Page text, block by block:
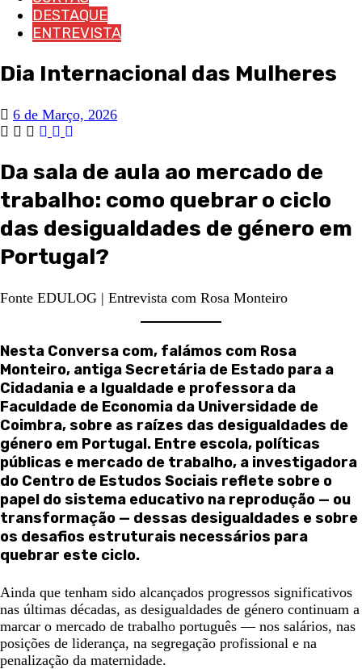
DESTAQUE
ENTREVISTA
Dia Internacional das Mulheres
6 de Março, 2026
Da sala de aula ao mercado de
trabalho: como quebrar o ciclo
das desigualdades de género em
Portugal?
Fonte EDULOG | Entrevista com Rosa Monteiro
Nesta Conversa com, falámos com Rosa
Monteiro, antiga Secretária de Estado para a
Cidadania e a Igualdade e professora da
Faculdade de Economia da Universidade de
Coimbra, sobre as raízes das desigualdades de
género em Portugal. Entre escola, políticas
públicas e mercado de trabalho, a investigadora
do Centro de Estudos Sociais reflete sobre o
papel do sistema educativo na reprodução — ou
transformação — dessas desigualdades e sobre
os desafios estruturais necessários para
quebrar este ciclo.
Ainda que tenham sido alcançados progressos significativos
nas últimas décadas, as desigualdades de género continuam a
marcar o mercado de trabalho português — nos salários, nas
posições de liderança, na segregação profissional e na
penalização da maternidade.